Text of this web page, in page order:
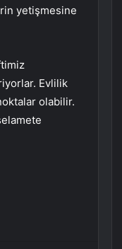
yetişmesine
Evlilik
olabilir.